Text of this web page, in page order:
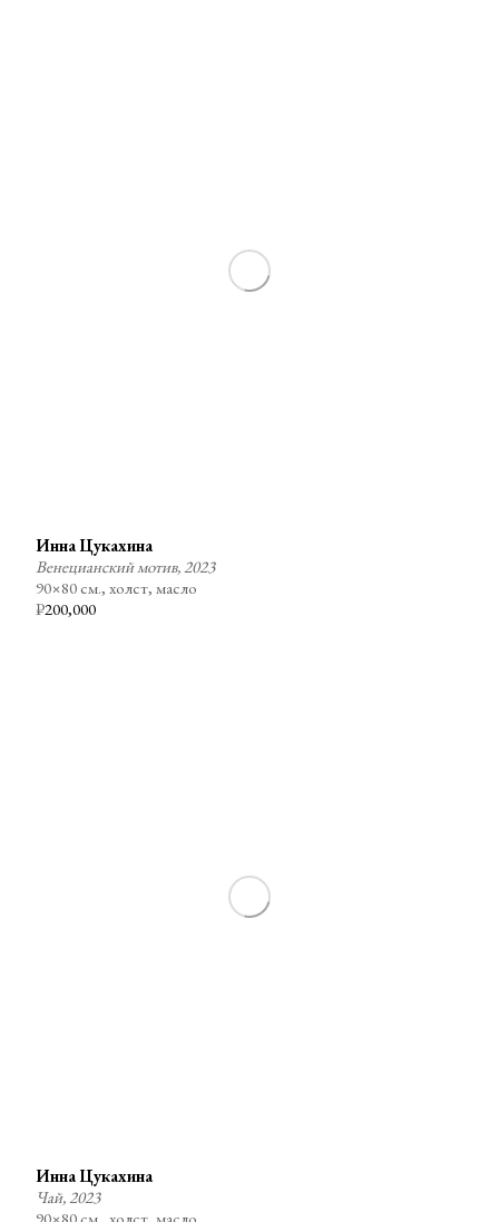
₽200,000
Инна Цукахина
Венецианский мотив, 2023
90×80 см., холст, масло
Инна Цукахина
Чай, 2023